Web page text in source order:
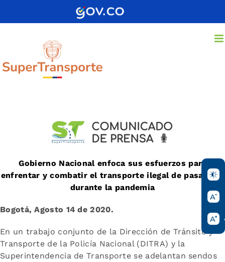
Gobierno Nacional enfoca sus esfuerzos para
enfrentar y combatir el transporte ilegal de pasajeros
durante la pandemia
Bogotá, Agosto 14 de 2020.
En un trabajo conjunto de la Dirección de Tránsito y
Transporte de la Policía Nacional (DITRA) y la
Superintendencia de Transporte se adelantan sendos